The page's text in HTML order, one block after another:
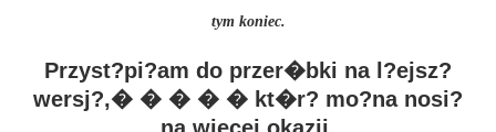
tym koniec.
Przyst?pi?am do przer�bki na l?ejsz?
wersj?,� � � � � kt�r? mo?na nosi?